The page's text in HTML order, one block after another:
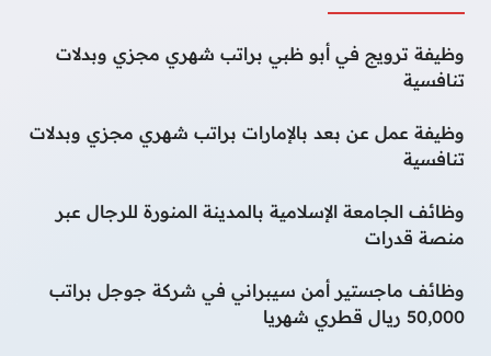
وظيفة ترويج في أبو ظبي براتب شهري مجزي وبدلات
تنافسية
وظيفة عمل عن بعد بالإمارات براتب شهري مجزي وبدلات
تنافسية
وظائف الجامعة الإسلامية بالمدينة المنورة للرجال عبر
منصة قدرات
وظائف ماجستير أمن سيبراني في شركة جوجل براتب
50,000 ريال قطري شهريا